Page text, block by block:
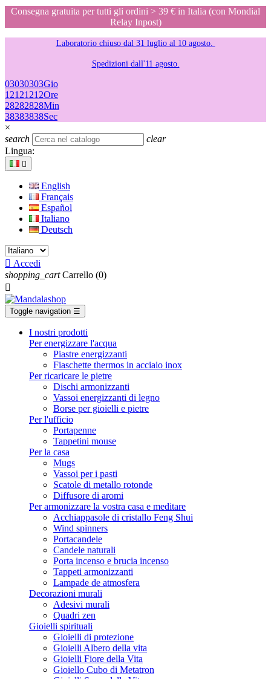
Consegna gratuita per tutti gli ordini > 39 € in Italia (con Mondial
Relay Inpost)
Laboratorio chiuso dal 31 luglio al 10 agosto.
Spedizioni dall'11 agosto.
03030303Gio
12121212Ore
28282828Min
38383838Sec
×
search
clear
Lingua:

English
Français
Español
Italiano
Deutsch
 Accedi
shopping_cart Carrello (0)

Toggle navigation ☰
I nostri prodotti
Per energizzare l'acqua
Piastre energizzanti
Fiaschette thermos in acciaio inox
Per ricaricare le pietre
Dischi armonizzanti
Vassoi energizzanti di legno
Borse per gioielli e pietre
Per l'ufficio
Portapenne
Tappetini mouse
Per la casa
Mugs
Vassoi per i pasti
Scatole di metallo rotonde
Diffusore di aromi
Per armonizzare la vostra casa e meditare
Acchiappasole di cristallo Feng Shui
Wind spinners
Portacandele
Candele naturali
Porta incenso e brucia incenso
Tappeti armonizzanti
Lampade de atmosfera
Decorazioni murali
Adesivi murali
Quadri zen
Gioielli spirituali
Gioielli di protezione
Gioielli Albero della vita
Gioielli Fiore della Vita
Gioiello Cubo di Metatron